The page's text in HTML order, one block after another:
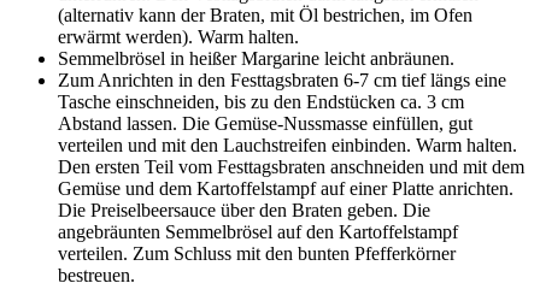
(alternativ kann der Braten, mit Öl bestrichen, im Ofen
erwärmt werden). Warm halten.
Semmelbrösel in heißer Margarine leicht anbräunen.
Zum Anrichten in den Festtagsbraten 6-7 cm tief längs eine
Tasche einschneiden, bis zu den Endstücken ca. 3 cm
Abstand lassen. Die Gemüse-Nussmasse einfüllen, gut
verteilen und mit den Lauchstreifen einbinden. Warm halten.
Den ersten Teil vom Festtagsbraten anschneiden und mit dem
Gemüse und dem Kartoffelstampf auf einer Platte anrichten.
Die Preiselbeersauce über den Braten geben. Die
angebräunten Semmelbrösel auf den Kartoffelstampf
verteilen. Zum Schluss mit den bunten Pfefferkörner
bestreuen.